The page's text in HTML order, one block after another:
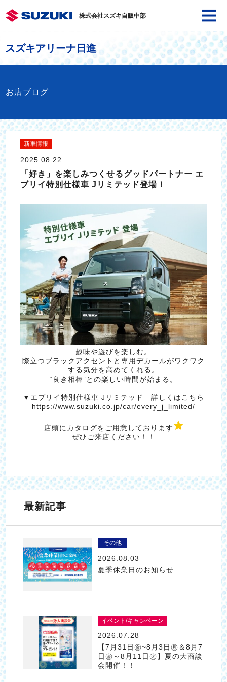
株式会社スズキ自販中部
スズキアリーナ日進
お店ブログ
新車情報
2025.08.22
「好き」を楽しみつくせるグッドパートナー エ
ブリイ特別仕様車 Jリミテッド登場！
趣味や遊びを楽しむ。
際立つブラックアクセントと専用デカールがワクワク
する気分を高めてくれる。
“良き相棒”との楽しい時間が始まる。
▼エブリイ特別仕様車 Jリミテッド 詳しくはこちら
https://www.suzuki.co.jp/car/every_j_limited/
店頭にカタログをご用意しております
ぜひご来店ください！！
最新記事
その他
2026.08.03
夏季休業日のお知らせ
イベント/キャンペーン
2026.07.28
【7月31日㊎~8月3日㊊＆8月7
日㊎～8月11日㊋】夏の大商談
会開催！！